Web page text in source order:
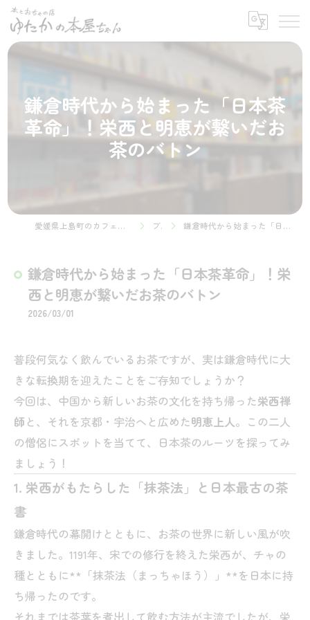
鎌倉時代から始まった「日本茶
革命」！栄西と明恵が繋いだお
茶のバトン
愛媛県上島町のカフェなら本とおちゃの店 ゆたかの本屋ちゃん ブログ 鎌倉時代から始まった「日本茶革命」！栄西と明恵が繋いだお茶のバトン
鎌倉時代から始まった「日本茶革命」！栄
西と明恵が繋いだお茶のバトン
2026/03/01
普段何気なく飲んでいるお茶ですが、実は鎌倉時代に大
きな転換期を迎えたことをご存知でしょうか？
今回は、中国から新しいお茶の文化を持ち帰った栄西禅
師 と、それを京都・宇治へと広めた明恵上人。この二人
の僧侶にスポットを当てて、日本茶のルーツを探ってみ
ましょう！
1. 栄西がもたらした「抹茶法」と日本最古の茶
書
鎌倉時代の幕開けとともに、お茶の世界に新しい風が吹
きました。1191年、宋での修行を終えた栄西が、チャの
種とともに**「抹茶法（まっちゃほう）」**を日本に持
ち帰ったのです。
それまでは茶葉を煮出して飲む方法が主流でしたが、栄